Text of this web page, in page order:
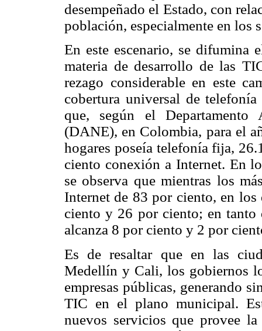
desempeñado el Estado, con
población, especialmente en los
En este escenario, se difumina
materia de desarrollo de las
rezago considerable en este
cobertura universal de
que, según el Departamento
(DANE), en Colombia, para el
hogares poseía telefonía fija,
ciento conexión a Internet. En
se observa que mientras los
Internet de 83 por ciento, en
ciento y 26 por ciento; en
alcanza 8 por ciento y 2 por
Es de resaltar que en las
Medellín y Cali, los gobiernos
empresas públicas, generando
TIC en el plano municipal.
nuevos servicios que provee